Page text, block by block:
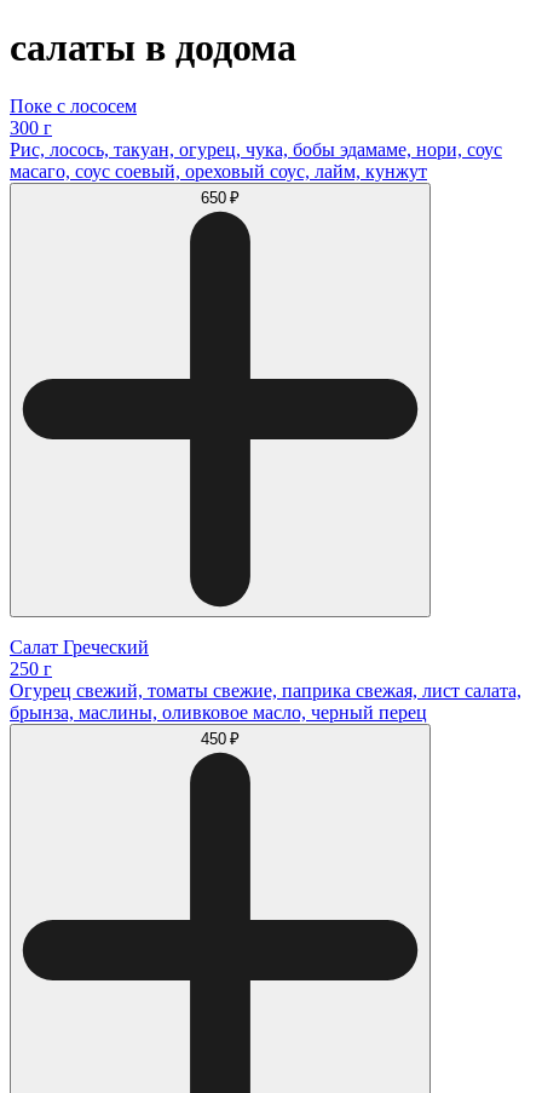
салаты в додома
Поке с лососем
300 г
Рис, лосось, такуан, огурец, чука, бобы эдамаме, нори, соус
масаго, соус соевый, ореховый соус, лайм, кунжут
650 ₽
Салат Греческий
250 г
Огурец свежий, томаты свежие, паприка свежая, лист салата,
брынза, маслины, оливковое масло, черный перец
450 ₽